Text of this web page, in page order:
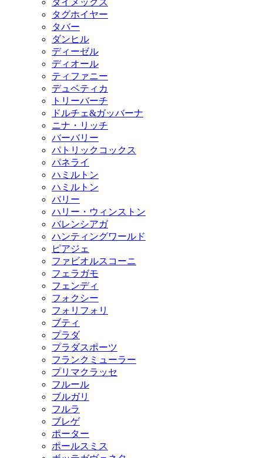
タイメックス
タグホイヤー
タバー
ダンヒル
ディーゼル
ディオール
ティファニー
デュベティカ
トリーバーチ
ドルチェ&ガッバーナ
ニナ・リッチ
バーバリー
パトリックコックス
パネライ
ハミルトン
ハミルトン
バリー
ハリー・ウィンストン
バレンシアガ
ハンティングワールド
ピアジェ
ファビオルスコーニ
フェラガモ
フェンディ
フォクシー
フォリフォリ
ブティ
プラダ
プラダスポーツ
フランクミューラー
プリマクラッセ
フルール
ブルガリ
フルラ
ブレゲ
ポーター
ポールスミス